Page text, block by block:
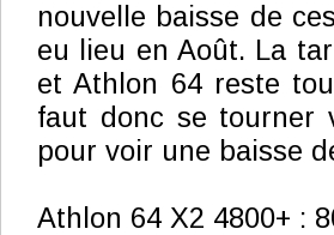
nouvelle baisse de
eu lieu en Août. La
et Athlon 64 reste
faut donc se tourner
pour voir une baisse
Athlon 64 X2 4800+ :